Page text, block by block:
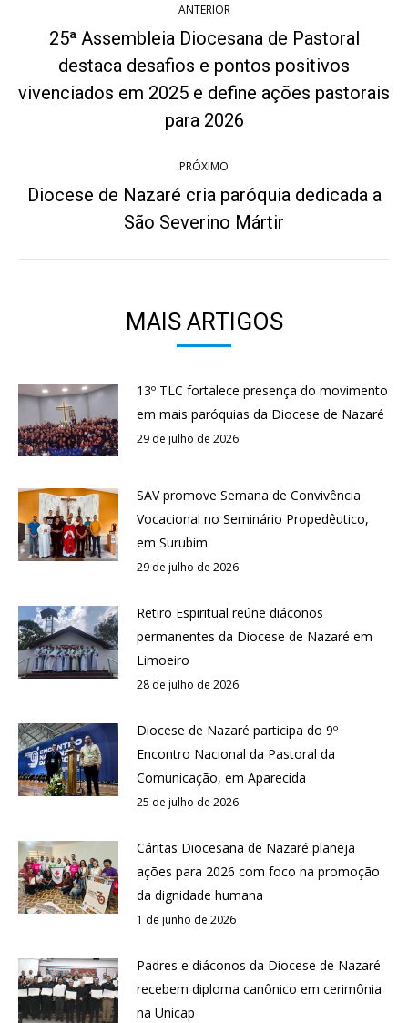
post:
ANTERIOR
Post
anterior:
25ª Assembleia Diocesana de Pastoral
destaca desafios e pontos positivos
vivenciados em 2025 e define ações pastorais
para 2026
PRÓXIMO
Próximo
post:
Diocese de Nazaré cria paróquia dedicada a
São Severino Mártir
MAIS ARTIGOS
13º TLC fortalece presença do movimento
em mais paróquias da Diocese de Nazaré
29 de julho de 2026
SAV promove Semana de Convivência
Vocacional no Seminário Propedêutico,
em Surubim
29 de julho de 2026
Retiro Espiritual reúne diáconos
permanentes da Diocese de Nazaré em
Limoeiro
28 de julho de 2026
Diocese de Nazaré participa do 9º
Encontro Nacional da Pastoral da
Comunicação, em Aparecida
25 de julho de 2026
Cáritas Diocesana de Nazaré planeja
ações para 2026 com foco na promoção
da dignidade humana
1 de junho de 2026
Padres e diáconos da Diocese de Nazaré
recebem diploma canônico em cerimônia
na Unicap